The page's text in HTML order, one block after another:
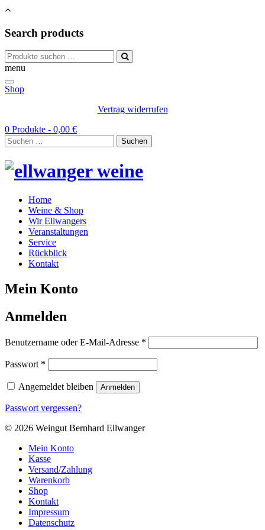
Search products
Suchen
nach:
menu
Shop
Vertrag widerrufen
0 Produkte - 0,00 €
Suchen
nach:
Home
Weine & Shop
Wir Ellwangers
Veranstaltungen
Service
Rückblick
Kontakt
Mein Konto
Anmelden
Benutzername oder E-Mail-Adresse *
Passwort *
Angemeldet bleiben Anmelden
Passwort vergessen?
© 2026 Weingut Bernhard Ellwanger
Mein Konto
Kasse
Versand/Zahlung
Warenkorb
Shop
Kontakt
Impressum
Datenschutz